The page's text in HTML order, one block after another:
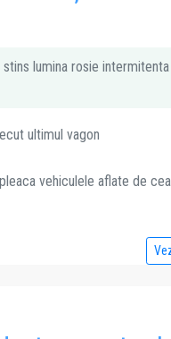
lumina rosie intermitenta
ultimul vagon
vehiculele aflate de